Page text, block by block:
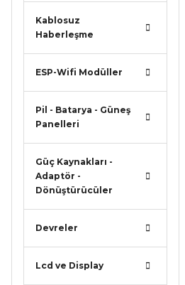
Kablosuz
Haberleşme
ESP-Wifi Modüller
Pil - Batarya - Güneş
Panelleri
Güç Kaynakları -
Adaptör -
Dönüştürücüler
Devreler
Lcd ve Display